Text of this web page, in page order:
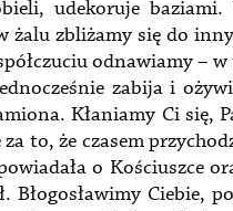
udekoruje
żalu zbliżamy się do
odnawiamy –
zabija i
Kłaniamy Ci się,
to, że czasem
o Kościuszce
Błogosławimy Ciebie,